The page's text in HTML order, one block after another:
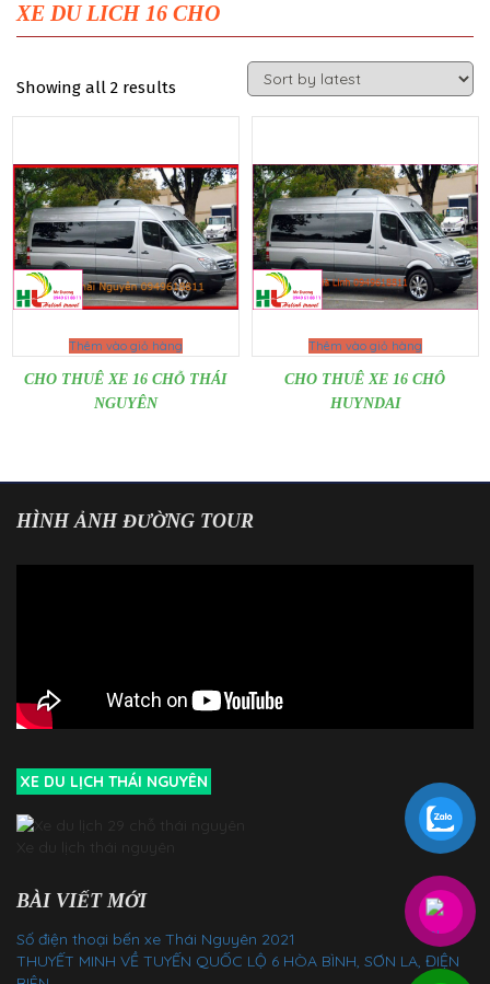
XE DU LICH 16 CHO
Showing all 2 results
Thêm vào giỏ hàng
CHO THUÊ XE 16 CHỖ THÁI
NGUYÊN
Thêm vào giỏ hàng
CHO THUÊ XE 16 CHÔ
HUYNDAI
HÌNH ẢNH ĐƯỜNG TOUR
XE DU LỊCH THÁI NGUYÊN
Xe du lịch thái nguyên
BÀI VIẾT MỚI
Số điện thoại bến xe Thái Nguyên 2021
THUYẾT MINH VỀ TUYẾN QUỐC LỘ 6 HÒA BÌNH, SƠN LA, ĐIỆN